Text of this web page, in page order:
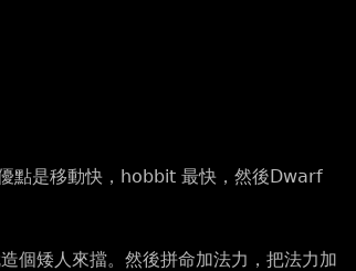
點是移動快，hobbit 最快，然後Dwarf
個矮人來擋。然後拼命加法力，把法力加